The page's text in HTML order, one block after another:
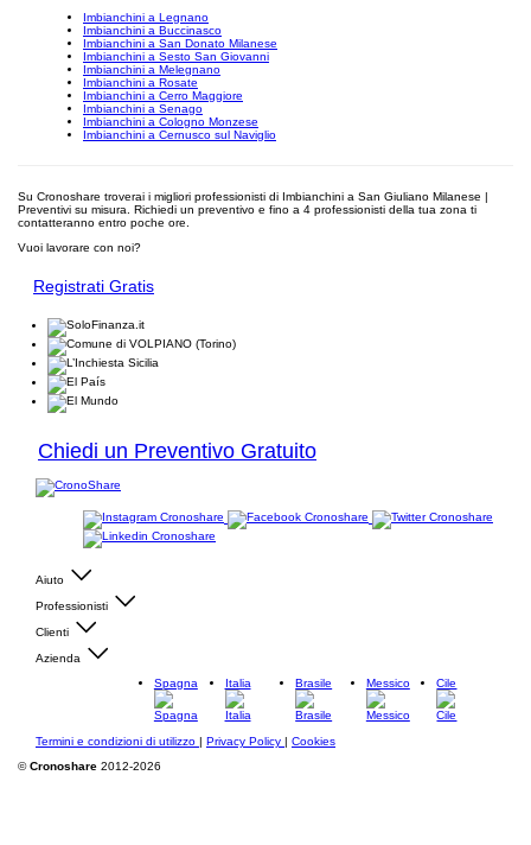
Imbianchini a Legnano
Imbianchini a Buccinasco
Imbianchini a San Donato Milanese
Imbianchini a Sesto San Giovanni
Imbianchini a Melegnano
Imbianchini a Rosate
Imbianchini a Cerro Maggiore
Imbianchini a Senago
Imbianchini a Cologno Monzese
Imbianchini a Cernusco sul Naviglio
Su Cronoshare troverai i migliori professionisti di Imbianchini a San Giuliano Milanese |
Preventivi su misura. Richiedi un preventivo e fino a 4 professionisti della tua zona ti
contatteranno entro poche ore.
Vuoi lavorare con noi?
Registrati Gratis
Chiedi un Preventivo Gratuito
Aiuto
Professionisti
Clienti
Azienda
Spagna
Italia Brasile Messico Cile
Termini e condizioni di utilizzo | Privacy Policy | Cookies
©Cronoshare 2012-2026